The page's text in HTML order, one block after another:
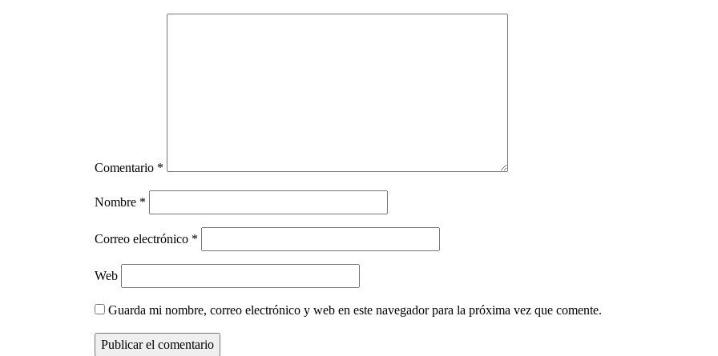
Comentario *
Nombre *
Correo electrónico *
Web
Guarda mi nombre, correo electrónico y web en este navegador para la próxima vez que comente.